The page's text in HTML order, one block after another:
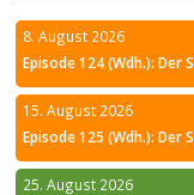
8. August 2026
Episode 124 (Wdh.): Der
15. August 2026
Episode 125 (Wdh.): Der
25. August 2026